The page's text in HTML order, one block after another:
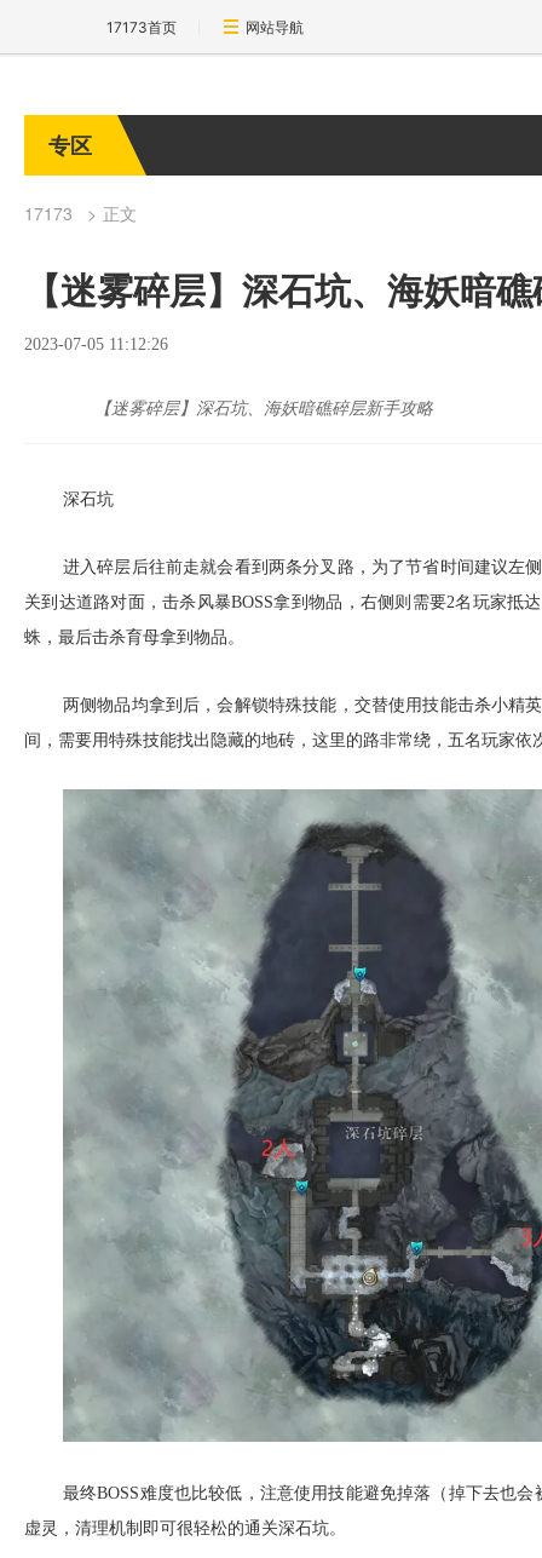
17173首页 网站导航
专区
17173 正文
【迷雾碎层】深石坑、海妖暗
2023-07-05 11:12:26
【迷雾碎层】深石坑、海妖暗礁碎层新手攻略
深石坑
进入碎层后往前走就会看到两条分叉路，为了节省时间建议左
关到达道路对面，击杀风暴BOSS拿到物品，右侧则需要2名玩家抵
蛛，最后击杀育母拿到物品。
两侧物品均拿到后，会解锁特殊技能，交替使用技能击杀小精
间，需要用特殊技能找出隐藏的地砖，这里的路非常绕，五名玩家依
最终BOSS难度也比较低，注意使用技能避免掉落（掉下去也
虚灵，清理机制即可很轻松的通关深石坑。